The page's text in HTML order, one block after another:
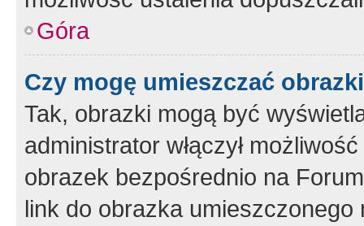
Góra
Czy mogę umieszczać
Tak, obrazki mogą być
administrator włączył
obrazek bezpośrednio na
link do obrazka